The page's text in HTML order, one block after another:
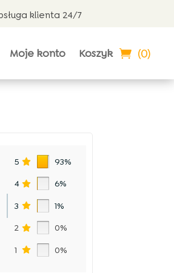
klienta 24/7
Moje konto Koszyk (0)
5 93%
4 6%
3 1%
2 0%
1 0%